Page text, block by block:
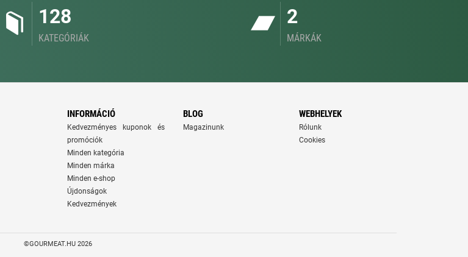
128
KATEGÓRIÁK
2
MÁRKÁK
INFORMÁCIÓ
Kedvezményes kuponok és
promóciók
Minden kategória
Minden márka
Minden e-shop
Újdonságok
Kedvezmények
BLOG
Magazinunk
WEBHELYEK
Rólunk
Cookies
©GOURMEAT.HU 2026